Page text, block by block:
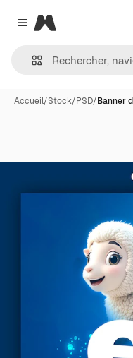
Close menu
Magnific
Accueil/Stock/PSD/Banner